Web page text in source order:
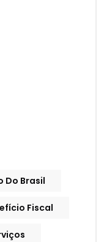
Do Brasil
Fiscal